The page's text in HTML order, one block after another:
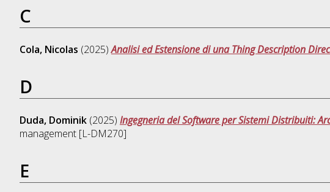
C
Cola, Nicolas (2025)Analisi ed Estensione di una Thing Description
D
Duda, Dominik(2025) Ingegneria del Software per Sistemi Distribuiti:
management [L-DM270]
E